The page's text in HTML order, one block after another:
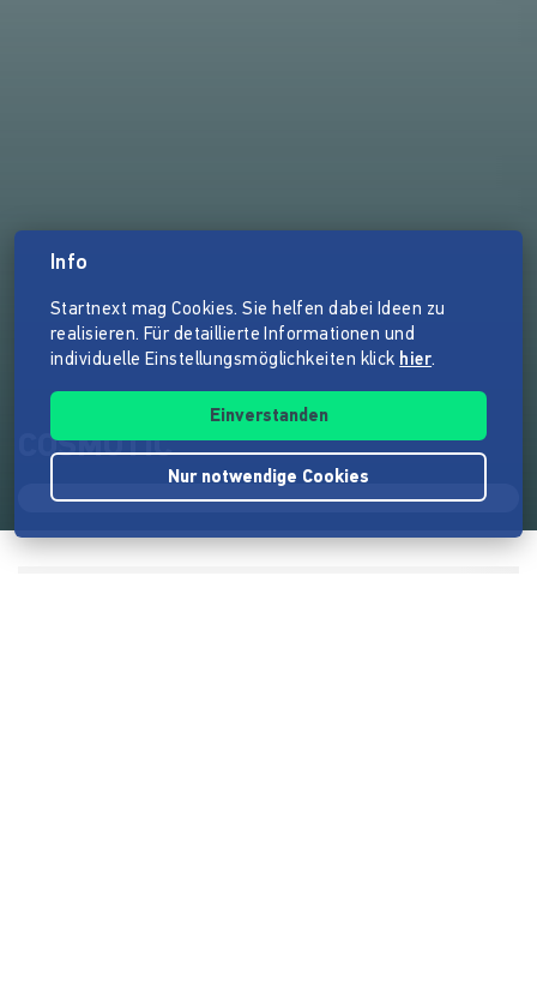
COSMOTIC
Info
Startnext mag Cookies. Sie helfen dabei Ideen zu
realisieren. Für detaillierte Informationen und
individuelle Einstellungsmöglichkeiten klick hier.
Einverstanden
Nur notwendige Cookies